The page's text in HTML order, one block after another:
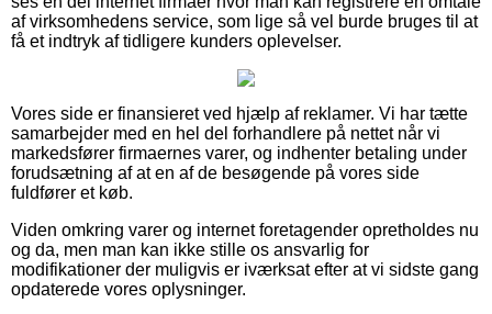
af virksomhedens service, som lige så vel burde bruges til at
få et indtryk af tidligere kunders oplevelser.
Vores side er finansieret ved hjælp af reklamer. Vi har tætte
samarbejder med en hel del forhandlere på nettet når vi
markedsfører firmaernes varer, og indhenter betaling under
forudsætning af at en af de besøgende på vores side
fuldfører et køb.
Viden omkring varer og internet foretagender opretholdes nu
og da, men man kan ikke stille os ansvarlig for
modifikationer der muligvis er iværksat efter at vi sidste gang
opdaterede vores oplysninger.